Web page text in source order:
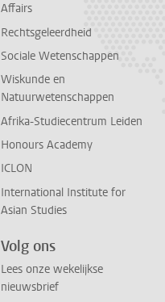
Affairs
Rechtsgeleerdheid
Sociale Wetenschappen
Wiskunde en
Natuurwetenschappen
Afrika-Studiecentrum Leiden
Honours Academy
ICLON
International Institute for
Asian Studies
Volg ons
Lees onze wekelijkse
nieuwsbrief